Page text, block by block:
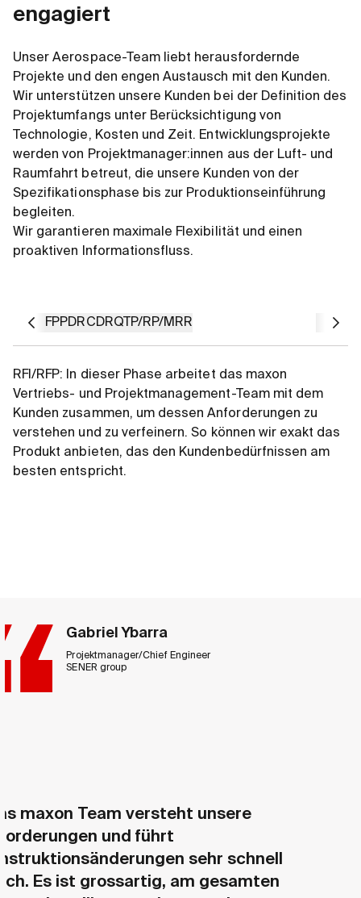
engagiert
Unser Aerospace-Team liebt herausfordernde
Projekte und den engen Austausch mit den Kunden.
Wir unterstützen unsere Kunden bei der Definition des
Projektumfangs unter Berücksichtigung von
Technologie, Kosten und Zeit. Entwicklungsprojekte
werden von Projektmanager:innen aus der Luft- und
Raumfahrt betreut, die unsere Kunden von der
Spezifikationsphase bis zur Produktionseinführung
begleiten.
Wir garantieren maximale Flexibilität und einen
proaktiven Informationsfluss.
RFI/RFPPDRCDRQTP/RP/MRR
RFI/RFP: In dieser Phase arbeitet das maxon
Vertriebs- und Projektmanagement-Team mit dem
Kunden zusammen, um dessen Anforderungen zu
verstehen und zu verfeinern. So können wir exakt das
Produkt anbieten, das den Kundenbedürfnissen am
besten entspricht.
Gabriel Ybarra
Projektmanager/Chief Engineer
SENER group
maxon Team versteht unsere
und führt
sehr schnell
Es ist grossartig, am gesamten